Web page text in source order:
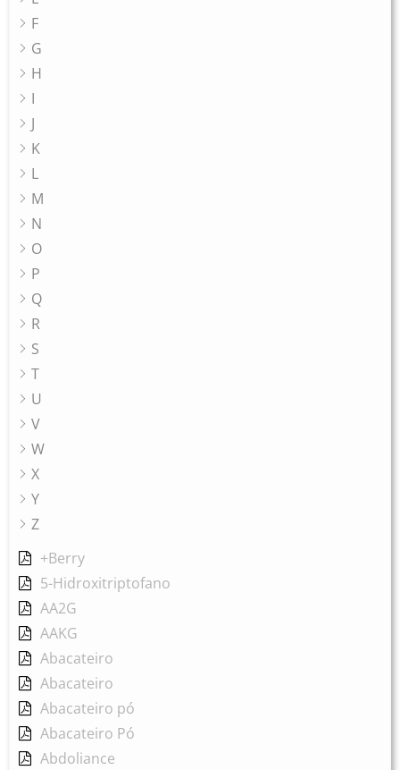
F
G
H
I
J
K
L
M
N
O
P
Q
R
S
T
U
V
W
X
Y
Z
+Berry
5-Hidroxitriptofano
AA2G
AAKG
Abacateiro
Abacateiro
Abacateiro pó
Abacateiro Pó
Abdoliance